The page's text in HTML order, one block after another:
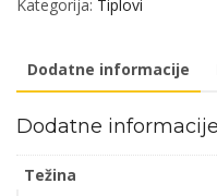
količina
Kategorija: Tiplovi
Dodatne informacije
Dodatne informacije
Težina